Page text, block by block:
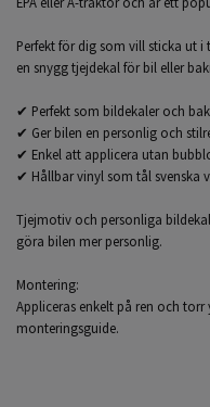
Perfekt för dig som vill sticka ut
en snygg tjejdekal för bil eller
✔ Perfekt som bildekaler och
✔ Ger bilen en personlig och
✔ Enkel att applicera utan
✔ Hållbar vinyl som tål svenska
Tjejmotiv och personliga
göra bilen mer personlig.
Montering:
Appliceras enkelt på ren och
monteringsguide.